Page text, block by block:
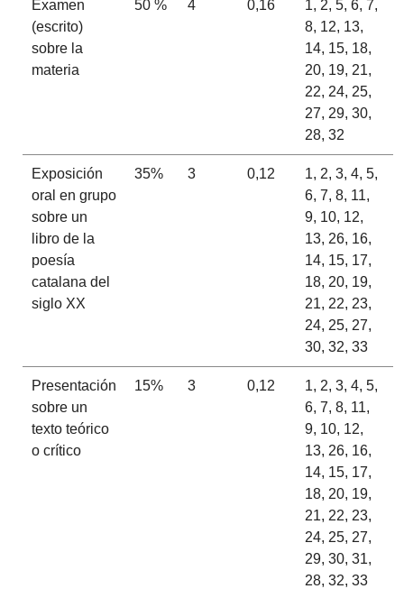
Examen
(escrito)
sobre la
materia
50 % 4 0,16
1, 2, 5, 6, 7,
8, 12, 13,
14, 15, 18,
20, 19, 21,
22, 24, 25,
27, 29, 30,
28, 32
Exposición
oral en grupo
sobre un
libro de la
poesía
catalana del
siglo XX
35% 3 0,12
1, 2, 3, 4, 5,
6, 7, 8, 11,
9, 10, 12,
13, 26, 16,
14, 15, 17,
18, 20, 19,
21, 22, 23,
24, 25, 27,
30, 32, 33
Presentación
sobre un
texto teórico
o crítico
15% 3 0,12
1, 2, 3, 4, 5,
6, 7, 8, 11,
9, 10, 12,
13, 26, 16,
14, 15, 17,
18, 20, 19,
21, 22, 23,
24, 25, 27,
29, 30, 31,
28, 32, 33